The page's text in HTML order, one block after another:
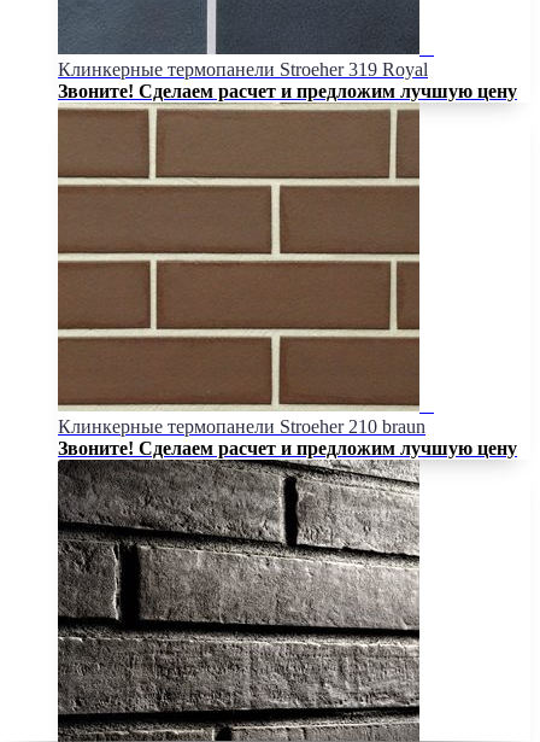
Клинкерные термопанели Stroeher 319 Royal
Звоните! Сделаем расчет и предложим лучшую цену
Клинкерные термопанели Stroeher 210 braun
Звоните! Сделаем расчет и предложим лучшую цену